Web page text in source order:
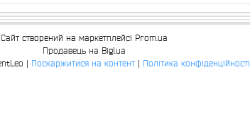
Сайт створений на маркетплейсі Prom.ua
Продавець на Bigl.ua
Поскаржитися на контент Політика конфіденційності